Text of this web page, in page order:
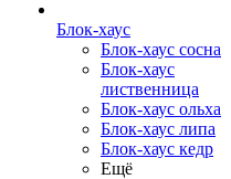
Блок-хаус
Блок-хаус сосна
Блок-хаус
лиственница
Блок-хаус ольха
Блок-хаус липа
Блок-хаус кедр
Ещё